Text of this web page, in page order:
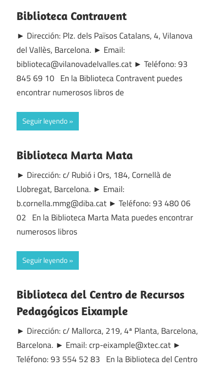
Biblioteca Contravent
► Dirección: Plz. dels Països Catalans, 4, Vilanova
del Vallès, Barcelona. ► Email:
biblioteca@vilanovadelvalles.cat ► Teléfono: 93
845 69 10 En la Biblioteca Contravent puedes
encontrar numerosos libros de
Seguir leyendo
Biblioteca Marta Mata
► Dirección: c/ Rubió i Ors, 184, Cornellà de
Llobregat, Barcelona. ► Email:
b.cornella.mmg@diba.cat ► Teléfono: 93 480 06
02 En la Biblioteca Marta Mata puedes encontrar
numerosos libros
Seguir leyendo
Biblioteca del Centro de Recursos
Pedagógicos Eixample
► Dirección: c/ Mallorca, 219, 4ª Planta, Barcelona,
Barcelona. ► Email: crp-eixample@xtec.cat ►
Teléfono: 93 554 52 83 En la Biblioteca del Centro